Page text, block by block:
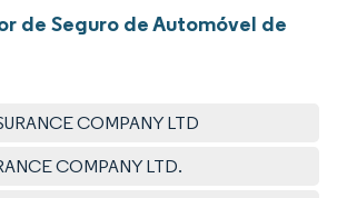
de Seguro de Automóvel de
COMPANY LTD
COMPANY LTD.